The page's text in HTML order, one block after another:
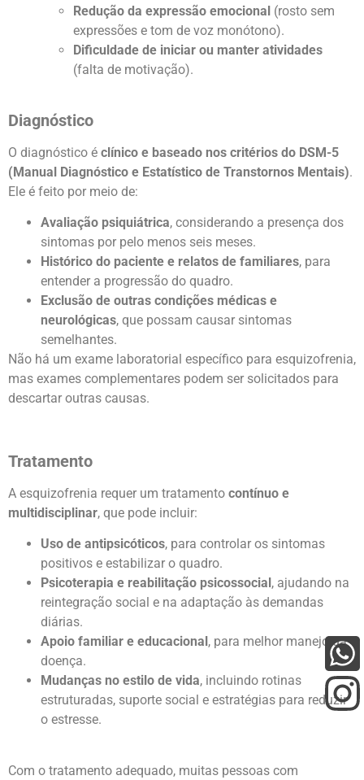
Redução da expressão emocional (rosto sem
expressões e tom de voz monótono).
Dificuldade de iniciar ou manter atividades
(falta de motivação).
Diagnóstico
O diagnóstico é clínico e baseado nos critérios do DSM-5
(Manual Diagnóstico e Estatístico de Transtornos Mentais).
Ele é feito por meio de:
Avaliação psiquiátrica, considerando a presença dos
sintomas por pelo menos seis meses.
Histórico do paciente e relatos de familiares, para
entender a progressão do quadro.
Exclusão de outras condições médicas e
neurológicas, que possam causar sintomas
semelhantes.
Não há um exame laboratorial específico para esquizofrenia,
mas exames complementares podem ser solicitados para
descartar outras causas.
Tratamento
A esquizofrenia requer um tratamento contínuo e
multidisciplinar, que pode incluir:
Uso de antipsicóticos, para controlar os sintomas
positivos e estabilizar o quadro.
Psicoterapia e reabilitação psicossocial , ajudando na
reintegração social e na adaptação às demandas
diárias.
Apoio familiar e educacional , para melhor manejo da
doença.
Mudanças no estilo de vida, incluindo rotinas
estruturadas, suporte social e estratégias para reduzir
o estresse.
Com o tratamento adequado, muitas pessoas com